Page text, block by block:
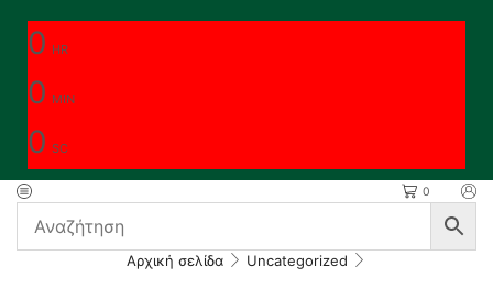
0 HR
0 MIN
0 SC
0
Αρχική σελίδα Uncategorized